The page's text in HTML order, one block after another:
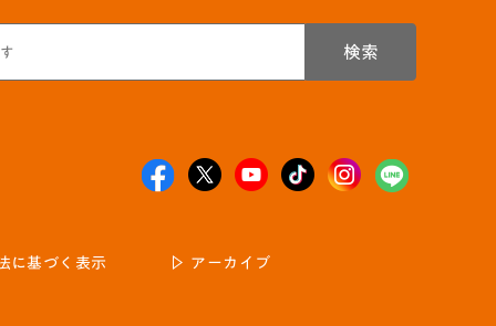
検索
に基づく表示 アーカイブ